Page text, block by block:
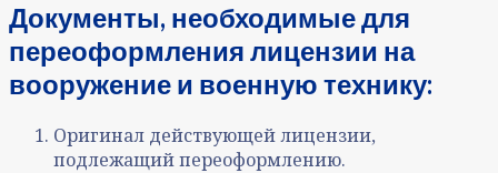
Документы, необходимые для
переоформления лицензии на
вооружение и военную технику:
Оригинал действующей лицензии,
подлежащий переоформлению.